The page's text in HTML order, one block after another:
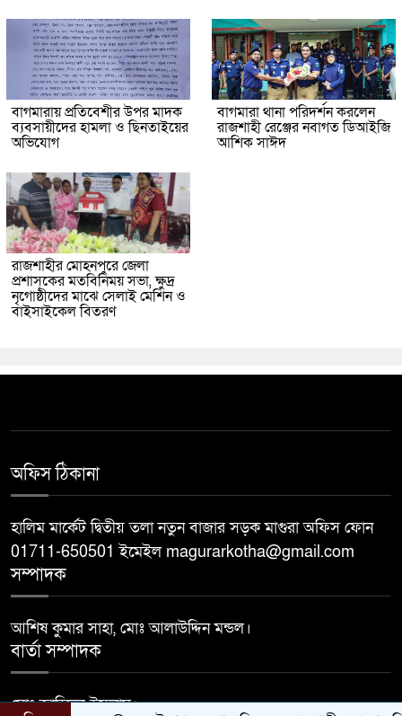
বাগমারায় প্রতিবেশীর উপর মাদক
ব্যবসায়ীদের হামলা ও ছিনতাইয়ের
অভিযোগ
বাগমারা থানা পরিদর্শন করলেন
রাজশাহী রেঞ্জের নবাগত ডিআইজি
আশিক সাঈদ
রাজশাহীর মোহনপুরে জেলা
প্রশাসকের মতবিনিময় সভা, ক্ষুদ্র
নৃগোষ্ঠীদের মাঝে সেলাই মেশিন ও
বাইসাইকেল বিতরণ
অফিস ঠিকানা
হালিম মার্কেট দ্বিতীয় তলা নতুন বাজার সড়ক মাগুরা অফিস ফোন
01711-650501 ইমেইল magurarkotha@gmail.com
সম্পাদক
আশিষ কুমার সাহা, মোঃ আলাউদ্দিন মন্ডল।
বার্তা সম্পাদক
মোঃ জাহিদুল ইসলাম।